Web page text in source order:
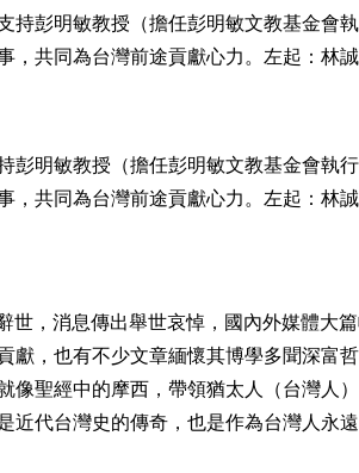
彭明敏教授（擔任彭明敏文教基金會執行
，共同為台灣前途貢獻心力。左起：林
世，消息傳出舉世哀悼，國內外媒體大
獻，也有不少文章緬懷其博學多聞深富
像聖經中的摩西，帶領猶太人（台灣人
近代台灣史的傳奇，也是作為台灣人永